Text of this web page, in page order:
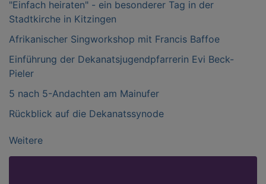
"Einfach heiraten" - ein besonderer Tag in der
Stadtkirche in Kitzingen
Afrikanischer Singworkshop mit Francis Baffoe
Einführung der Dekanatsjugendpfarrerin Evi Beck-
Pieler
5 nach 5-Andachten am Mainufer
Rückblick auf die Dekanatssynode
Weitere